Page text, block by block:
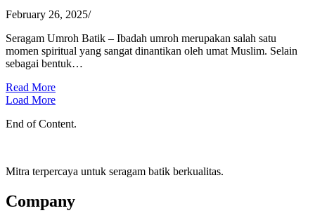
February 26, 2025/
Seragam Umroh Batik – Ibadah umroh merupakan salah satu
momen spiritual yang sangat dinantikan oleh umat Muslim. Selain
sebagai bentuk…
Read More
Load More
End of Content.
Mitra terpercaya untuk seragam batik berkualitas.
Company